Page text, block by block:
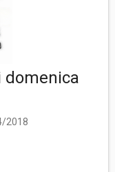
domenica
2018